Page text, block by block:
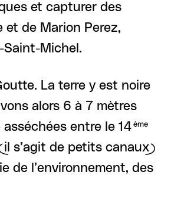
et capturer des
et de Marion Perez,
Saint-Michel.
La terre y est noire
alors 6 à 7 mètres
entre le 14 ème
s’agit de petits canaux)
de l’environnement, des